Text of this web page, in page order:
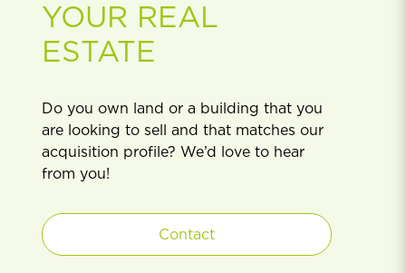
YOUR REAL
ESTATE
Do you own land or a building that you
are looking to sell and that matches our
acquisition profile? We’d love to hear
from you!
Contact